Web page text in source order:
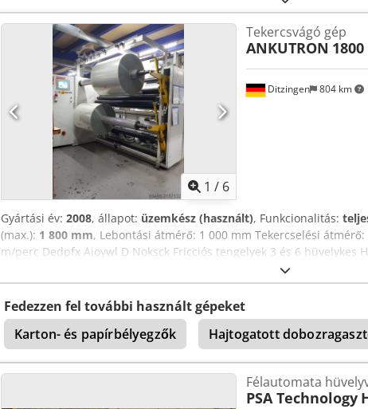
1 / 6
Ditzingen 804 km
Tekercsvágó gép
ANKUTRON 1800
Gyártási év: 2008, állapot: üzemkész (használt), Funkcionalitás:
(max.): 1 800 mm, Lebontási átmérő: 1 000 mm Tekercselési
m/perc Dedpfx Aioywl D Noksck Fricciós tengelyek 3 és 6 hüvelykes
Felragasztó asztal Pályaszél-szabályozás Tidland kés tartók, 20 db
rendszer Receptkezelés Lézeres pozicionálás A gépet igény esetén
vagy tengeri konténerbe, saját költségünkre.
Fedezzen fel további használt gépeket
Karton- és papírbélyegzők
Hajtogatott
Félautomata
PSA Technology